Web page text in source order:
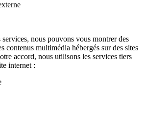
services, nous pouvons vous montrer des
contenus multimédia hébergés sur des sites
accord, nous utilisons les services tiers
internet :